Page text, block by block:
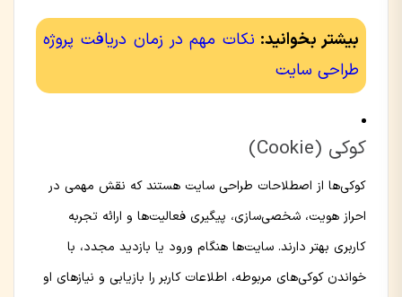
بیشتر بخوانید: نکات مهم در زمان دریافت پروژه
طراحی سایت
کوکی (Cookie)
کوکی‌ها از اصطلاحات طراحی سایت هستند که نقش مهمی در
احراز هویت، شخصی‌سازی، پیگیری فعالیت‌ها و ارائه تجربه
کاربری بهتر دارند. سایت‌ها هنگام ورود یا بازدید مجدد، با
خواندن کوکی‌های مربوطه، اطلاعات کاربر را بازیابی و نیازهای او